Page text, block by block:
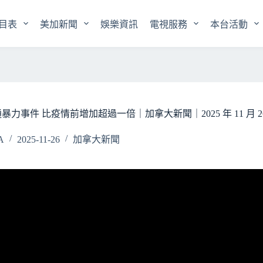
表 美加新聞 娛樂資訊 電視服務 本台活動
力事件 比疫情前增加超過一倍｜加拿大新聞｜2025 年 11 月
2025-11-26 加拿大新聞